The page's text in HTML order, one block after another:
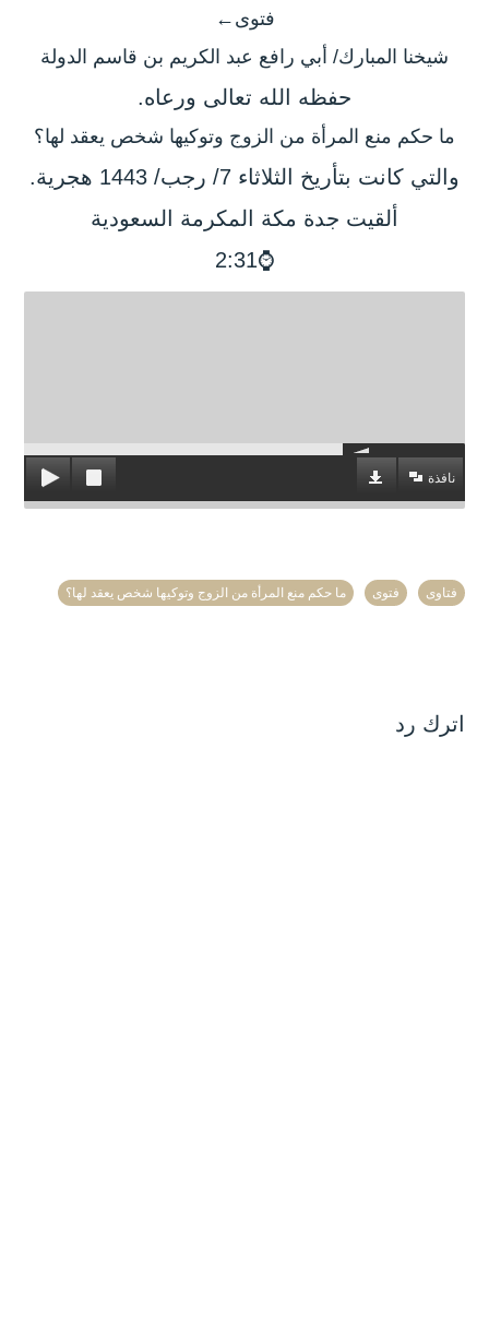
فتوى←
شيخنا المبارك/ أبي رافع عبد الكريم بن قاسم الدولة
حفظه الله تعالى ورعاه.
ما حكم منع المرأة من الزوج وتوكيها شخص يعقد لها؟
والتي كانت بتأريخ الثلاثاء 7/ رجب/ 1443 هجرية.
ألقيت جدة مكة المكرمة السعودية
⌚2:31
نافذة
فتاوى فتوى ما حكم منع المرأة من الزوج وتوكيها شخص يعقد لها؟
اترك رد